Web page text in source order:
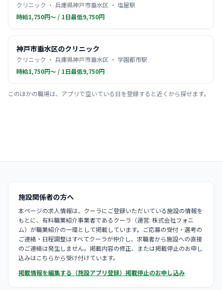
クリニック ・ 兵庫県神戸市垂水区 ・ 塩屋駅
時給1,750円〜 / 1日最低9,750円
神戸市垂水区のクリニック
クリニック ・ 兵庫県神戸市垂水区 ・ 学園都市駅
時給1,750円〜 / 1日最低9,750円
このほかの職場は、アプリで空いている日を登録すると近くから探せます。
施設関係者の方へ
本ページの求人情報は、クーラにご登録いただいている施設の情報を
もとに、有料職業紹介事業者であるクーラ（運営: 株式会社フォニ
ム）が職業紹介の一環として掲載しています。ご応募の受付・選考の
ご連絡・日程調整はすべてクーラが仲介し、求職者から施設への直接
のご連絡は発生しません。掲載内容の修正、または掲載停止のお申し
込みはこちらから受け付けています。
掲載情報を編集する（施設アプリ登録） 掲載停止のお申し込み